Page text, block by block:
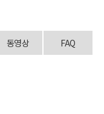
동영상 FAQ